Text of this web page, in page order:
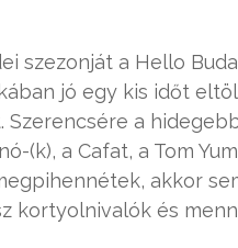
szezonját a Hello
jó egy kis időt
a
(k), a Cafat, a Tom
akkor
kortyolnivalók és